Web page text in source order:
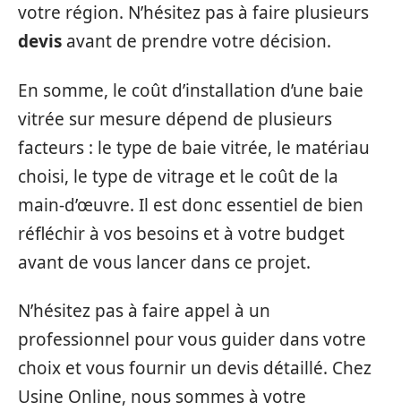
votre région. N’hésitez pas à faire plusieurs
devis avant de prendre votre décision.
En somme, le coût d’installation d’une baie
vitrée sur mesure dépend de plusieurs
facteurs : le type de baie vitrée, le matériau
choisi, le type de vitrage et le coût de la
main-d’œuvre. Il est donc essentiel de bien
réfléchir à vos besoins et à votre budget
avant de vous lancer dans ce projet.
N’hésitez pas à faire appel à un
professionnel pour vous guider dans votre
choix et vous fournir un devis détaillé. Chez
Usine Online, nous sommes à votre